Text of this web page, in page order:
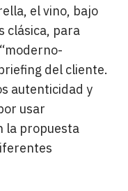
el vino, bajo
clásica, para
del cliente.
autenticidad y
usar
la propuesta